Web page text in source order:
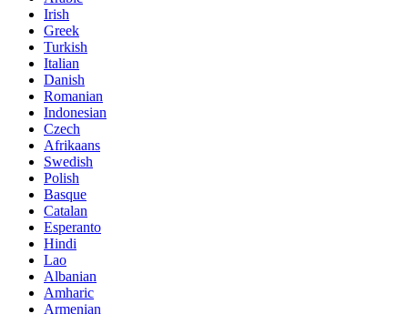
Irish
Greek
Turkish
Italian
Danish
Romanian
Indonesian
Czech
Afrikaans
Swedish
Polish
Basque
Catalan
Esperanto
Hindi
Lao
Albanian
Amharic
Armenian